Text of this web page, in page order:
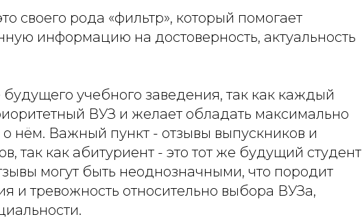
своего рода «фильтр», который помогает
информацию на достоверность, актуальность
учебного заведения, так как каждый
ВУЗ и желает обладать максимально
нём. Важный пункт - отзывы выпускников и
так как абитуриент - это тот же будущий студент
могут быть неоднозначными, что породит
и тревожность относительно выбора ВУЗа,